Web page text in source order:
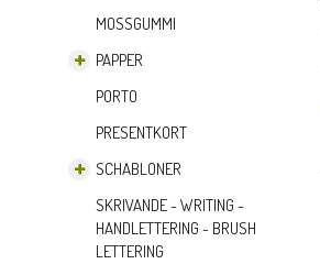
MOSSGUMMI
PAPPER
PORTO
PRESENTKORT
SCHABLONER
SKRIVANDE - WRITING -
HANDLETTERING - BRUSH
LETTERING